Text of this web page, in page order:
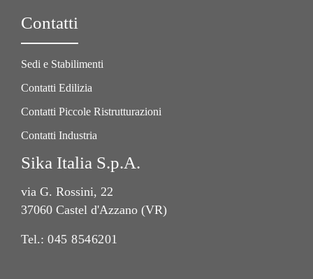
Contatti
Sedi e Stabilimenti
Contatti Edilizia
Contatti Piccole Ristrutturazioni
Contatti Industria
Sika Italia S.p.A.
via G. Rossini, 22
37060 Castel d'Azzano (VR)
Tel.: 045 8546201